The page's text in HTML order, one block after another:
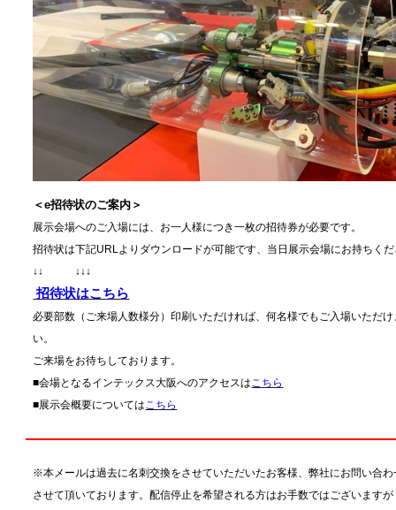
＜e招待状のご案内＞
展示会場へのご入場には、お一人様につき一枚の招待券が必要です。
招待状は下記URLよりダウンロードが可能です、当日展示会場にお持ちく
↓↓ ↓↓↓
招待状はこちら
必要部数（ご来場人数様分）印刷いただければ、何名様でもご入場いただ
い。
ご来場をお待ちしております。
■会場となるインテックス大阪へのアクセスはこちら
■展示会概要についてはこちら
※本メールは過去に名刺交換をさせていただいたお客様、弊社にお問い合
させて頂いております。配信停止を希望される方はお手数ではございますが